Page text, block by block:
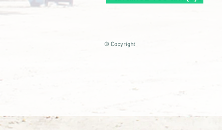
© Copyright